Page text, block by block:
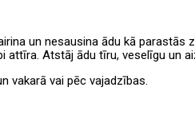
un nesausina ādu kā parastās
Atstāj ādu tīru, veselīgu un
vakarā vai pēc vajadzības.